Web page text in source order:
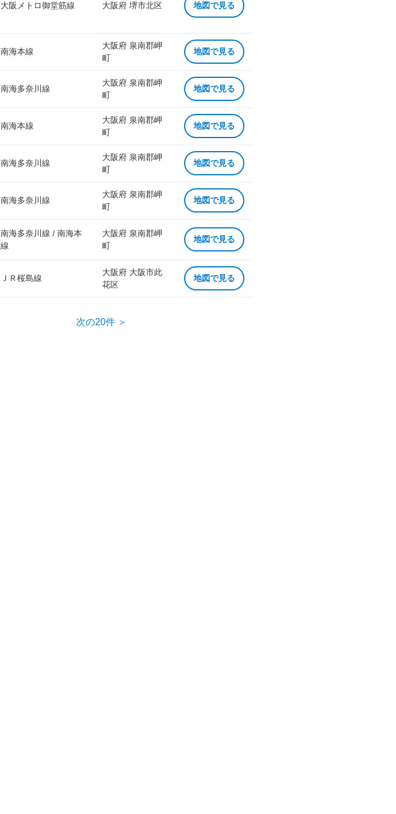
大阪メトロ御堂筋線 大阪府 堺市北区 地図で見る
南海本線
大阪府 泉南郡岬
町
地図で見る
南海多奈川線
大阪府 泉南郡岬
町
地図で見る
南海本線
大阪府 泉南郡岬
町
地図で見る
南海多奈川線
大阪府 泉南郡岬
町
地図で見る
南海多奈川線
大阪府 泉南郡岬
町
地図で見る
南海多奈川線 / 南海本
線
大阪府 泉南郡岬
町
地図で見る
ＪＲ桜島線
大阪府 大阪市此
花区
地図で見る
次の20件 ＞